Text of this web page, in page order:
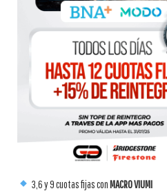
3,6 y 9 cuotas fijas conMACRO VIUMI